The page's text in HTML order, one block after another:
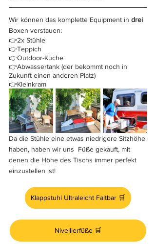
Wir können das komplette Equipment in drei
Boxen verstauen:
👉2x Stühle
👉Teppich
👉Outdoor-Küche
👉Abwassertank (der bekommt noch in
Zukunft einen anderen Platz)
👉Kleinkram
Da die Stühle eine etwas niedrigere Sitzhöhe
haben, haben wir uns  Füße gekauft, mit
denen die Höhe des Tischs immer perfekt
einzustellen ist!
Klappstuhl Ultraleicht Faltbar 🛒
Nivellierfüße 🛒